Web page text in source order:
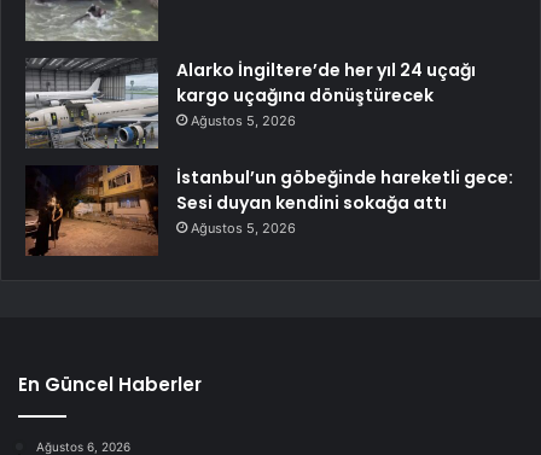
Alarko İngiltere’de her yıl 24 uçağı
kargo uçağına dönüştürecek
Ağustos 5, 2026
İstanbul’un göbeğinde hareketli gece:
Sesi duyan kendini sokağa attı
Ağustos 5, 2026
En Güncel Haberler
Ağustos 6, 2026